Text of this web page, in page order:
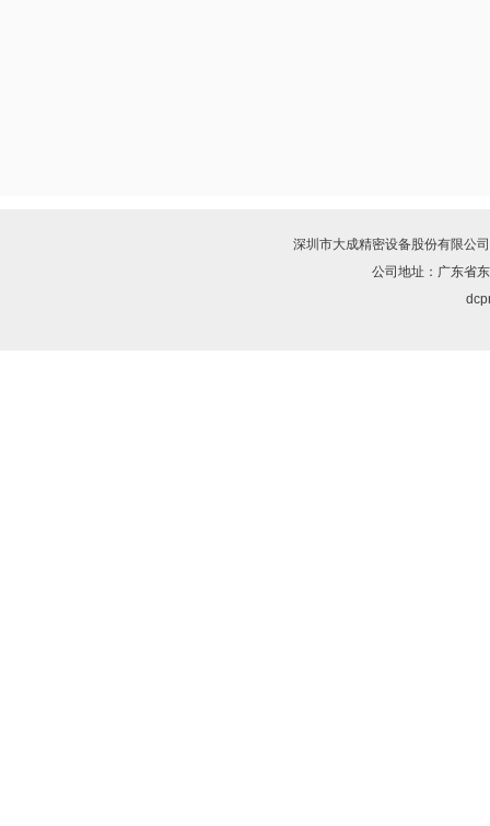
深圳市大成精密设备股份有限公司
公司地址：广东省